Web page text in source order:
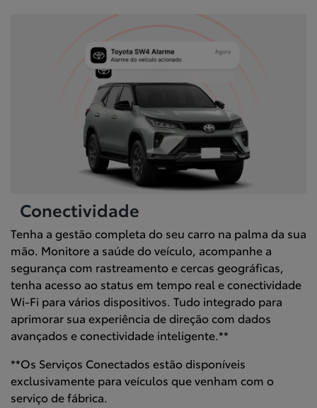
Conectividade
Tenha a gestão completa do seu carro na palma da sua
mão. Monitore a saúde do veículo, acompanhe a
segurança com rastreamento e cercas geográficas,
tenha acesso ao status em tempo real e conectividade
Wi-Fi para vários dispositivos. Tudo integrado para
aprimorar sua experiência de direção com dados
avançados e conectividade inteligente.**
**Os Serviços Conectados estão disponíveis
exclusivamente para veículos que venham com o
serviço de fábrica.